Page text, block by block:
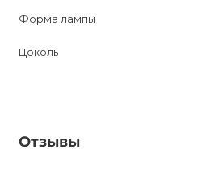
Форма лампы
Цоколь
Отзывы